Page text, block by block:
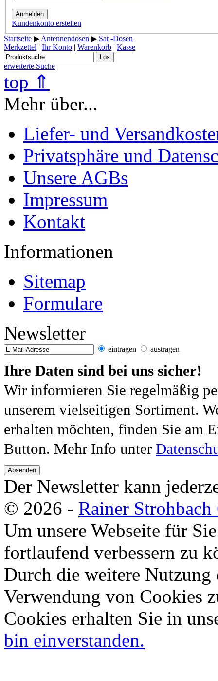
Anmelden
Kundenkonto erstellen
Startseite ▶Antennendosen ▶ Sat -Dosen
Merkzettel
Ihr Konto Warenkorb Kasse
Los
erweiterte Suche
top ⇑
Mehr über...
Liefer- und
Privatsphäre und
Unsere AGBs
Impressum
Kontakt
Informationen
Sitemap
Formulare
Newsletter
eintragen austragen
Ihre Daten sind bei uns sicher!
Wir informieren Sie regelmäßig
unserem vielseitigen Sortiment.
erhalten möchten, finden Sie am
Button. Mehr Info unter
Absenden
Der Newsletter kann
© 2026 - Rainer
Um unsere Webseite für
fortlaufend verbessern zu
Durch die weitere Nutzung
Verwendung von Cookies
Cookies erhalten Sie in
bin einverstanden.